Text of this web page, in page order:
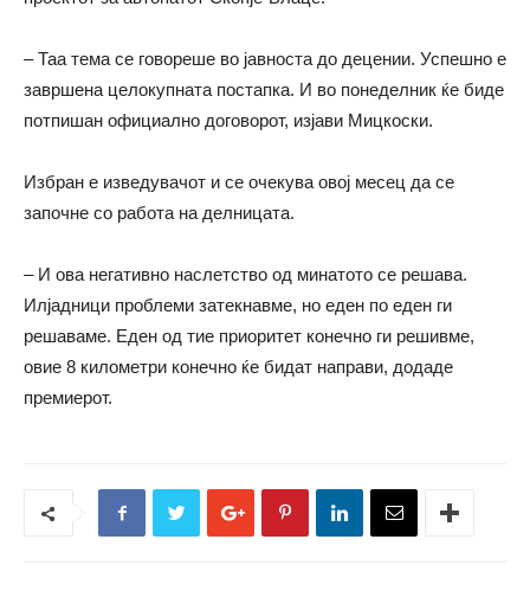
– Таа тема се говореше во јавноста до децении. Успешно е
завршена целокупната постапка. И во понеделник ќе биде
потпишан официално договорот, изјави Мицкоски.
Избран е изведувачот и се очекува овој месец да се
започне со работа на делницата.
– И ова негативно наслетство од минатото се решава.
Илјадници проблеми затекнавме, но еден по еден ги
решаваме. Еден од тие приоритет конечно ги решивме,
овие 8 километри конечно ќе бидат направи, додаде
премиерот.